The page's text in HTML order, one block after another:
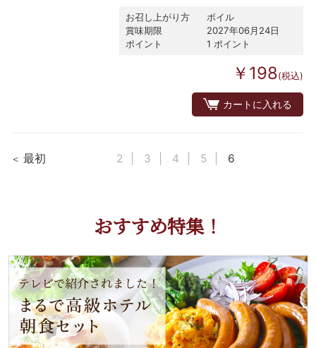
お召し上がり方
ボイル
賞味期限
2027年06月24日
ポイント
1 ポイント
￥198(税込)
カートに入れる
最初 2 3 4 5 6
おすすめ特集！